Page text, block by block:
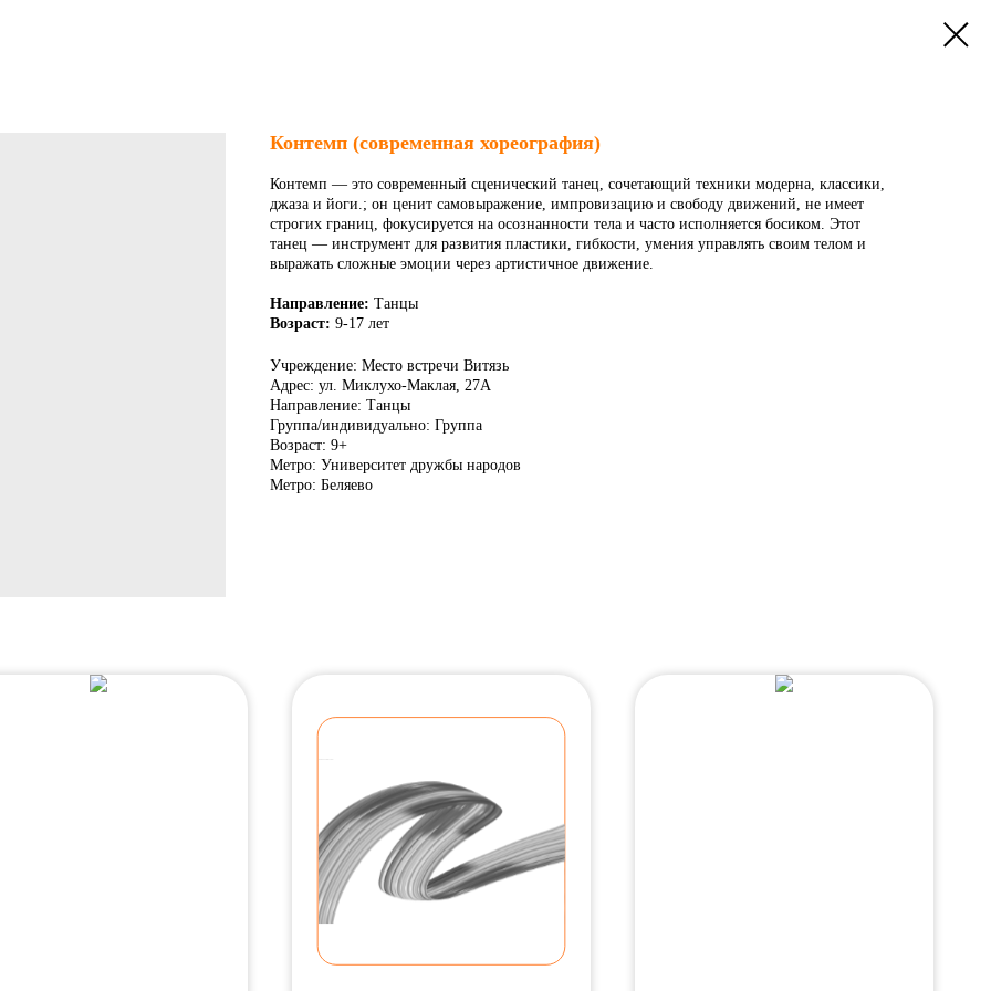
Контемп (современная хореография)
Контемп — это современный сценический танец, сочетающий техники модерна, классики,
джаза и йоги.; он ценит самовыражение, импровизацию и свободу движений, не имеет
строгих границ, фокусируется на осознанности тела и часто исполняется босиком. Этот
танец — инструмент для развития пластики, гибкости, умения управлять своим телом и
выражать сложные эмоции через артистичное движение.
Направление: Танцы
Возраст: 9-17 лет
Учреждение: Место встречи Витязь
Адрес: ул. Миклухо-Маклая, 27А
Направление: Танцы
Группа/индивидуально: Группа
Возраст: 9+
Метро: Университет дружбы народов
Метро: Беляево